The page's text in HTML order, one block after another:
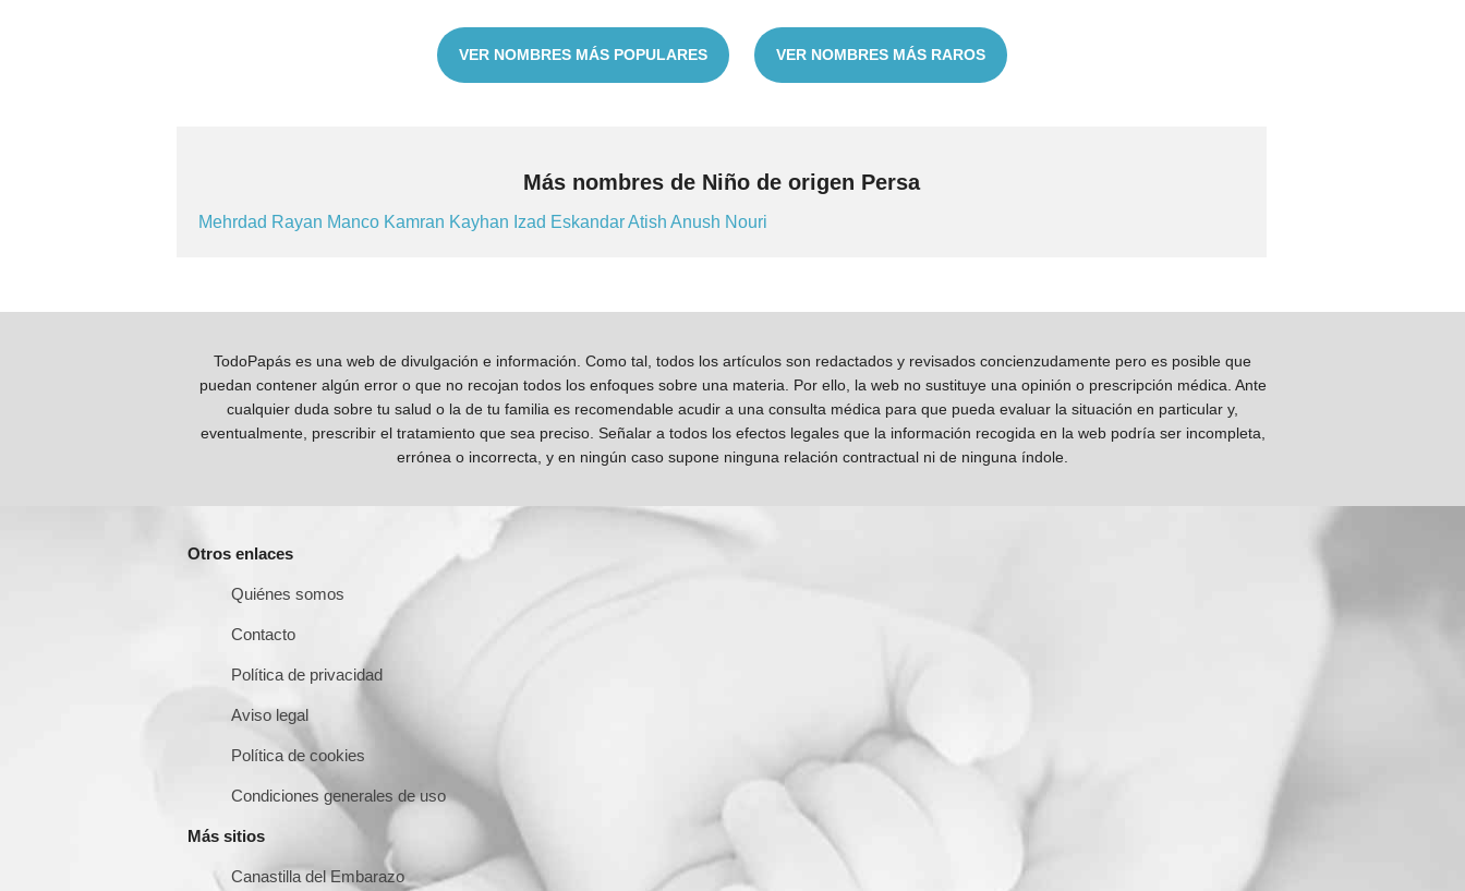
VER NOMBRES MÁS POPULARES VER NOMBRES MÁS RAROS
Más nombres de Niño de origen Persa
Mehrdad Rayan Manco Kamran Kayhan Izad EskandarAtish Anush Nouri
TodoPapás es una web de divulgación e información. Como tal, todos los artículos son redactados y revisados concienzudamente pero es posible que
puedan contener algún error o que no recojan todos los enfoques sobre una materia. Por ello, la web no sustituye una opinión o prescripción médica. Ante
cualquier duda sobre tu salud o la de tu familia es recomendable acudir a una consulta médica para que pueda evaluar la situación en particular y,
eventualmente, prescribir el tratamiento que sea preciso. Señalar a todos los efectos legales que la información recogida en la web podría ser incompleta,
errónea o incorrecta, y en ningún caso supone ninguna relación contractual ni de ninguna índole.
Otros enlaces
Quiénes somos
Contacto
Política de privacidad
Aviso legal
Política de cookies
Condiciones generales de uso
Más sitios
Canastilla del Embarazo